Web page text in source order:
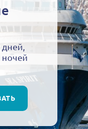
дней,
ночей